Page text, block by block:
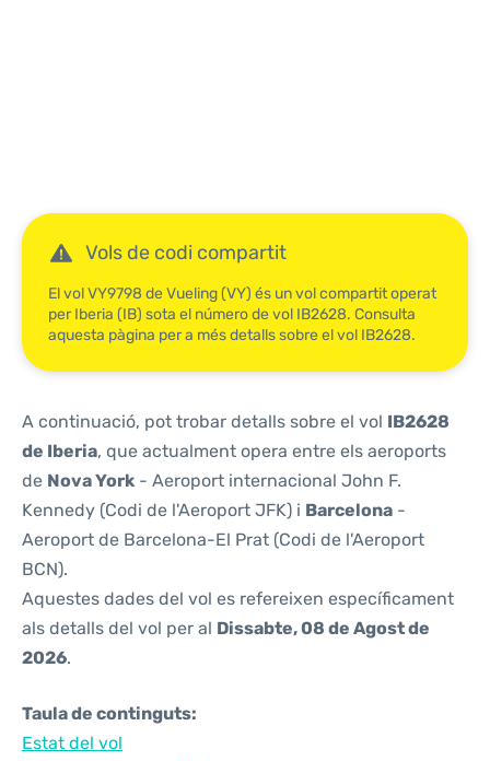
Vols de codi compartit
El vol VY9798 de Vueling (VY) és un vol compartit operat
per Iberia (IB) sota el número de vol IB2628. Consulta
aquesta pàgina per a més detalls sobre el vol IB2628.
A continuació, pot trobar detalls sobre el vol IB2628
de Iberia, que actualment opera entre els aeroports
de Nova York - Aeroport internacional John F.
Kennedy (Codi de l'Aeroport JFK) i Barcelona -
Aeroport de Barcelona-El Prat (Codi de l'Aeroport
BCN).
Aquestes dades del vol es refereixen específicament
als detalls del vol per al Dissabte, 08 de Agost de
2026.
Taula de continguts:
Estat del vol